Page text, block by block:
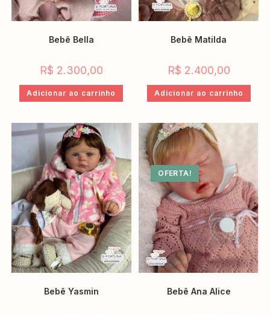
Bebê Bella
R$ 2.300,00
Adicionar ao carrinho
Bebê Matilda
R$ 2.400,00
Adicionar ao carrinho
Bebê Yasmin
OFERTA!
Bebê Ana Alice